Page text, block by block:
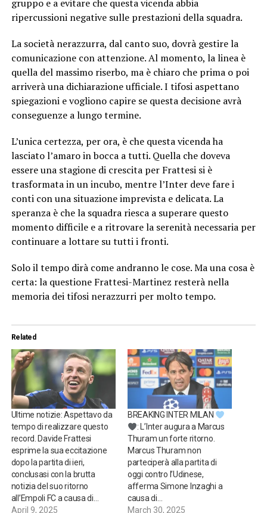
gruppo e a evitare che questa vicenda abbia
ripercussioni negative sulle prestazioni della squadra.
La società nerazzurra, dal canto suo, dovrà gestire la
comunicazione con attenzione. Al momento, la linea è
quella del massimo riserbo, ma è chiaro che prima o poi
arriverà una dichiarazione ufficiale. I tifosi aspettano
spiegazioni e vogliono capire se questa decisione avrà
conseguenze a lungo termine.
L’unica certezza, per ora, è che questa vicenda ha
lasciato l’amaro in bocca a tutti. Quella che doveva
essere una stagione di crescita per Frattesi si è
trasformata in un incubo, mentre l’Inter deve fare i
conti con una situazione imprevista e delicata. La
speranza è che la squadra riesca a superare questo
momento difficile e a ritrovare la serenità necessaria per
continuare a lottare su tutti i fronti.
Solo il tempo dirà come andranno le cose. Ma una cosa è
certa: la questione Frattesi-Martinez resterà nella
memoria dei tifosi nerazzurri per molto tempo.
Related
Ultime notizie: Aspettavo da
tempo di realizzare questo
record. Davide Frattesi
esprime la sua eccitazione
dopo la partita di ieri,
conclusasi con la brutta
notizia del suo ritorno
all’Empoli FC a causa di…
April 9, 2025
BREAKING INTER MILAN
: L’Inter augura a Marcus
Thuram un forte ritorno.
Marcus Thuram non
parteciperà alla partita di
oggi contro l’Udinese,
afferma Simone Inzaghi a
causa di…
March 30, 2025